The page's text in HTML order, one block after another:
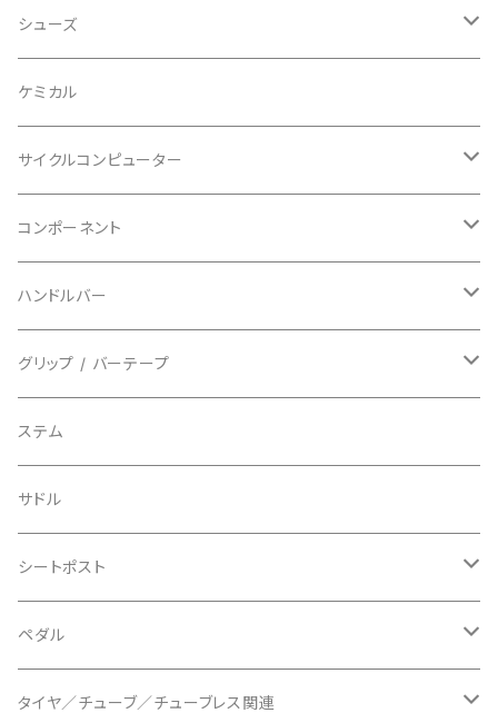
BAR MITTS/バーミッツ
BAZOOKA/バズーカ
BBB/ビービービー
BELL/ベル
BIKEHAND/バイクハンド
BIO RACER/ビオレーサー
BIKEYOKE/バイクヨーク
BLACKBURN/ブラックバーン
BLB/ビーエルビー
BLUEGRASS/ブルーグラス
BONTRAGER/ボントレガー
ビブタイプ
パンツ / タイツ
上下セット
グローブ
指切り
フルフィンガー
ソックス
シューズカバー
キャップ
その他
その他
マウンテンバイク
フルフェイス
キッズ
アクセサリー
シューズ
ロード
グラベル
マウンテンバイク
フラットペダル用
ビンディングペダル用
インソール
ケミカル
サイクルコンピューター
ヘッドユニット
センサー
アクセサリー
コンポーネント
カセットスプロケット
シフターマウント
ステムスペーサー
ケーブル類
チェーンガイド／キャッチャー
チェーンリング
ディスクブレーキ
ハンドルバー
ドロップハンドル
フラット/ライザーバー
グリップ / バーテープ
グリップ
バーテープ
グリップカラー / バーエンドキャップ
ステム
サドル
シートポスト
ドロッパーポスト
シートクランプ
ペダル
ビンディングペダル
タイヤ／チューブ／チューブレス関連